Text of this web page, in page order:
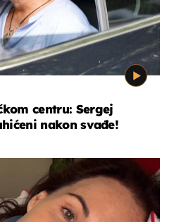
centru: Sergej
nakon svađe!